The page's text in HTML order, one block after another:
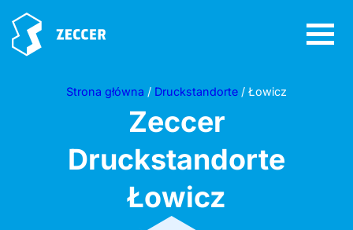
Strona główna / Druckstandorte / Łowicz
Zeccer
Druckstandorte
Łowicz